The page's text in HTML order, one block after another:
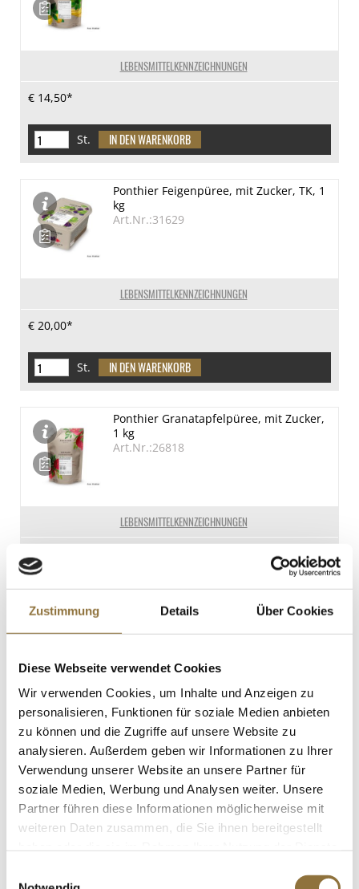
Zustimmung Details Über Cookies
Diese Webseite verwendet Cookies
Wir verwenden Cookies, um Inhalte und Anzeigen zu
personalisieren, Funktionen für soziale Medien anbieten
zu können und die Zugriffe auf unsere Website zu
analysieren. Außerdem geben wir Informationen zu Ihrer
Verwendung unserer Website an unsere Partner für
soziale Medien, Werbung und Analysen weiter. Unsere
Partner führen diese Informationen möglicherweise mit
weiteren Daten zusammen, die Sie ihnen bereitgestellt
LEBENSMITTELKENNZEICHNUNGEN
€ 14,50*
St.
LEBENSMITTELKENNZEICHNUNGEN
Ponthier Feigenpüree, mit Zucker, TK, 1
kg
Art.Nr.:31629
€ 20,00*
St.
LEBENSMITTELKENNZEICHNUNGEN
Ponthier Granatapfelpüree, mit Zucker,
1 kg
Art.Nr.:26818
€ 15,95*
St.
LEBENSMITTELKENNZEICHNUNGEN
Art.Nr.:16354
€ 12,19*
St.
Ponthier Grüner Apfelpüree, mit Zucker,